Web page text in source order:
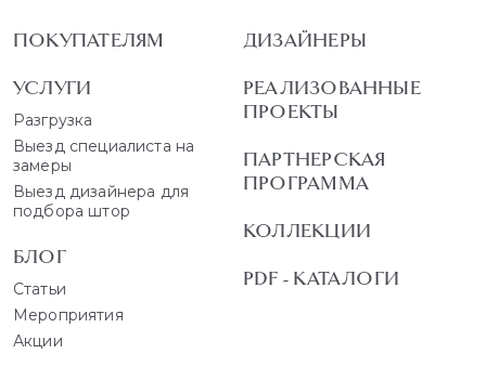
ПОКУПАТЕЛЯМ
УСЛУГИ
Разгрузка
Выезд специалиста на
замеры
Выезд дизайнера для
подбора штор
БЛОГ
Статьи
Мероприятия
Акции
ДИЗАЙНЕРЫ
РЕАЛИЗОВАННЫЕ
ПРОЕКТЫ
ПАРТНЕРСКАЯ
ПРОГРАММА
КОЛЛЕКЦИИ
PDF - КАТАЛОГИ